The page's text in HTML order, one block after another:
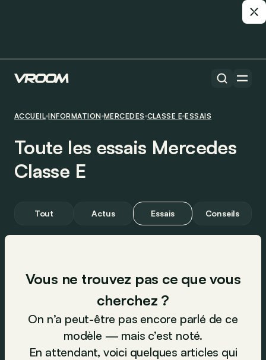
ACCUEIL INFORMATION MERCEDES CLASSE E ESSAIS
Toute les essais Mercedes
Classe E
Tout Actus Essais Conseils
Vous ne trouvez pas ce que vous
cherchez ?
On n’a peut-être pas encore parlé de ce
modèle — mais c’est noté.
En attendant, voici quelques articles qui